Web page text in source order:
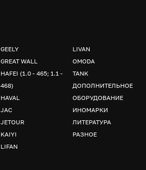
GEELY
GREAT WALL
HAFEI (1.0 - 465; 1.1 -
468)
HAVAL
JAC
JETOUR
KAIYI
LIFAN
LIVAN
OMODA
TANK
ДОПОЛНИТЕЛЬНОЕ
ОБОРУДОВАНИЕ
ИНОМАРКИ
ЛИТЕРАТУРА
РАЗНОЕ